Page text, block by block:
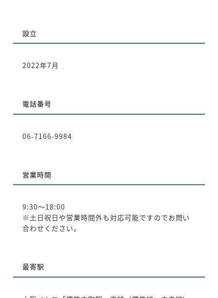
設立
2022年7月
電話番号
06-7166-9984
営業時間
9:30～18:00
※土日祝日や営業時間外も対応可能ですのでお問い
合わせください。
最寄駅